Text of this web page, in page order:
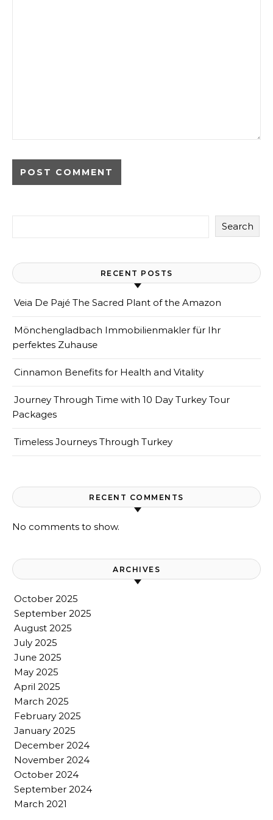
Search
RECENT POSTS
Veia De Pajé The Sacred Plant of the Amazon
Mönchengladbach Immobilienmakler für Ihr
perfektes Zuhause
Cinnamon Benefits for Health and Vitality
Journey Through Time with 10 Day Turkey Tour
Packages
Timeless Journeys Through Turkey
RECENT COMMENTS
No comments to show.
ARCHIVES
October 2025
September 2025
August 2025
July 2025
June 2025
May 2025
April 2025
March 2025
February 2025
January 2025
December 2024
November 2024
October 2024
September 2024
March 2021